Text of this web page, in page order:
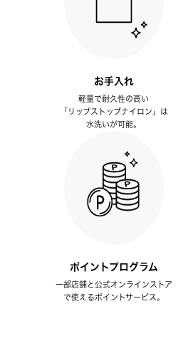
お手入れ
軽量で耐久性の高い
「リップストップナイロン」は
水洗いが可能。
ポイントプログラム
一部店舗と公式オンラインストア
で使えるポイントサービス。